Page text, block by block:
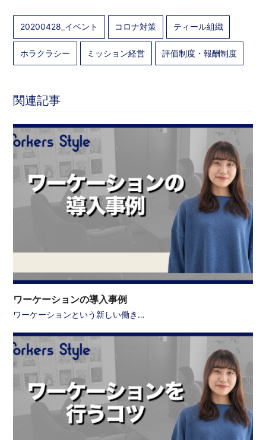
20200428_イベント コロナ対策 ティール組織
ホラクラシー ミッション経営 評価制度・報酬制度
関連記事
ワーケーションの導入事例
ワーケーションという新しい働き…